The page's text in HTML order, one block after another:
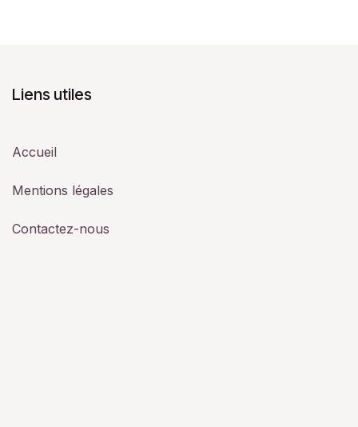
Liens utiles
Accueil
Mentions légales
Contactez-nous